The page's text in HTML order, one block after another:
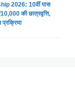
2026: 10वीं पास
की छात्रवृत्ति,